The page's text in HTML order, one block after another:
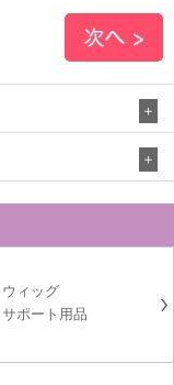
ウィッグ
サポート用品